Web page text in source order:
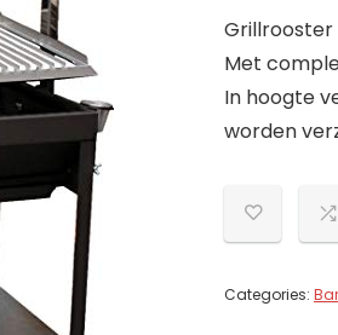
Grillrooster
Met
In hoogte
worden
Categories: